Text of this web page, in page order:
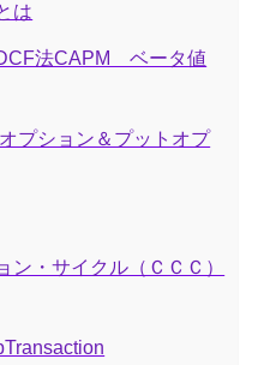
は
法CAPM ベータ値
プション＆プットオプ
ン・サイクル（ＣＣＣ）